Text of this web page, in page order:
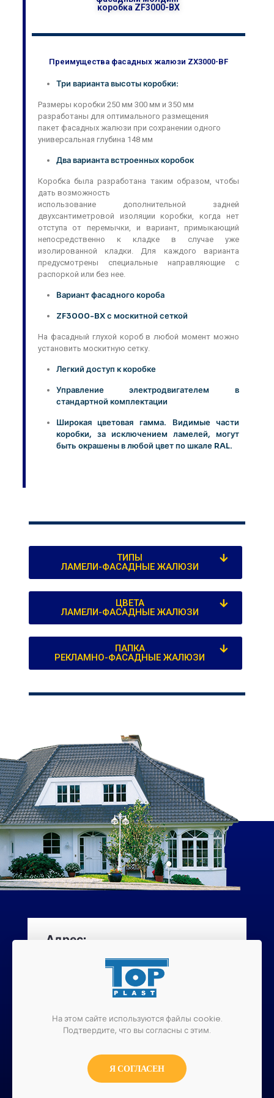
коробка ZF3000-BX
Преимущества фасадных жалюзи ZX3000-BF
Три варианта высоты коробки:
Размеры коробки 250 мм 300 мм и 350 мм
разработаны для оптимального размещения
пакет фасадных жалюзи при сохранении одного
универсальная глубина 148 мм
Два варианта встроенных коробок
Коробка была разработана таким образом, чтобы
дать возможность
использование дополнительной задней
двухсантиметровой изоляции коробки, когда нет
отступа от перемычки, и вариант, примыкающий
непосредственно к кладке в случае уже
изолированной кладки. Для каждого варианта
предусмотрены специальные направляющие с
распоркой или без нее.
Вариант фасадного короба
ZF3000-BX с москитной сеткой
На фасадный глухой короб в любой момент можно
установить москитную сетку.
Легкий доступ к коробке
Управление электродвигателем в
стандартной комплектации
Широкая цветовая гамма. Видимые части
коробки, за исключением ламелей, могут
быть окрашены в любой цвет по шкале RAL.
ТИПЫ
ЛАМЕЛИ-ФАСАДНЫЕ ЖАЛЮЗИ
ЦВЕТА
ЛАМЕЛИ-ФАСАДНЫЕ ЖАЛЮЗИ
ПАПКА
РЕКЛАМНО-ФАСАДНЫЕ ЖАЛЮЗИ
Адрес:
ул.Варшавская 2д 59-800 Любань
+48 75 721 57 00
+48 75 722 30 70
luban@top-plast.pl
На этом сайте используются файлы cookie.
Подтвердите, что вы согласны с этим.
Я СОГЛАСЕН